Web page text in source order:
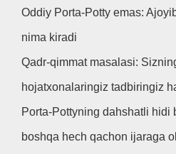
Oddiy Porta-Potty emas:
nima kiradi
Qadr-qimmat masalasi:
hojatxonalaringiz tadbiringiz
Porta-Pottyning dahshatli hidi
boshqa hech qachon ijaraga